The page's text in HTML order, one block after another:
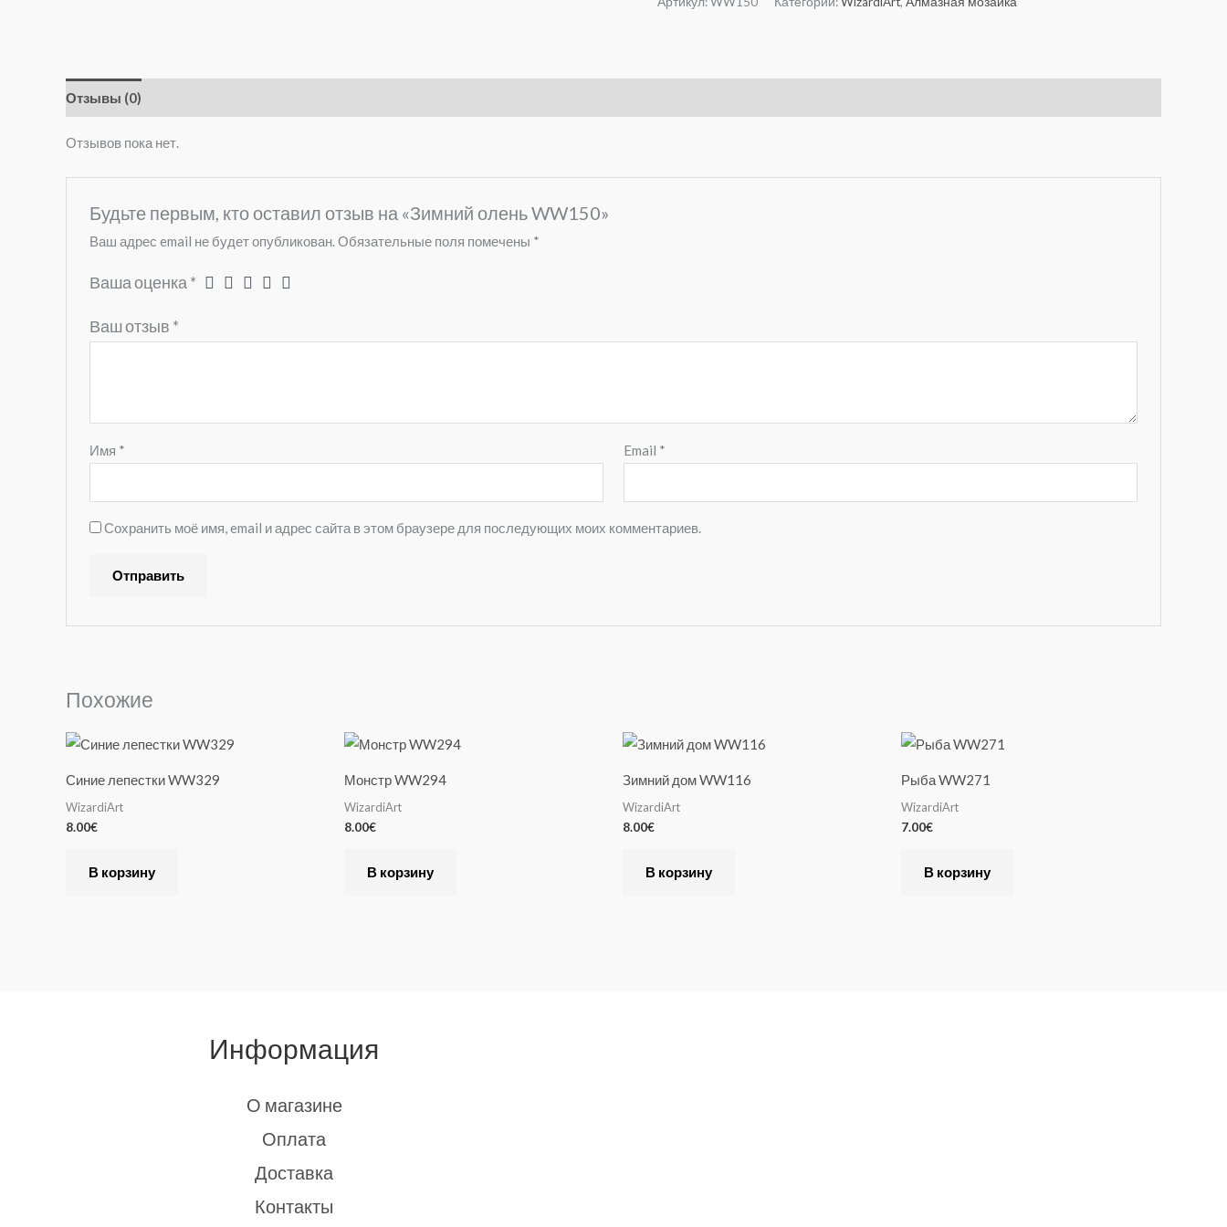
Отзывы (0)
Отзывов пока нет.
Будьте первым, кто оставил отзыв на «Зимний олень WW150»
Ваш адрес email не будет опубликован.Обязательные поля помечены *
Ваша оценка *
Ваш отзыв *
Имя * Email *
Сохранить моё имя, email и адрес сайта в этом браузере для последующих моих комментариев.
r
t
i
v
Похожие
Синие лепестки WW329
WizardiArt
8.00€
В корзину
Монстр WW294
WizardiArt
8.00€
В корзину
Зимний дом WW116
WizardiArt
8.00€
В корзину
Рыба WW271
WizardiArt
7.00€
В корзину
Информация
О магазине
Оплата
Доставка
Контакты